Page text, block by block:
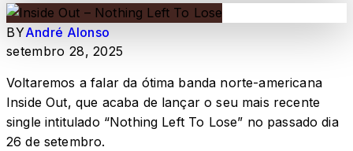
BYAndré Alonso
setembro 28, 2025
Voltaremos a falar da ótima banda norte-americana
Inside Out, que acaba de lançar o seu mais recente
single intitulado “Nothing Left To Lose” no passado dia
26 de setembro.